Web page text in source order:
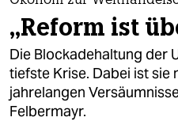
politik
öko
gesellschaft
„Reform ist
Die Blockadehaltung der
tiefste Krise. Dabei ist sie
jahrelangen
Felbermayr.